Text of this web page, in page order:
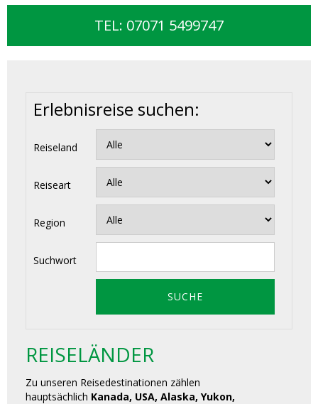
TEL: 07071 5499747
Erlebnisreise suchen:
Reiseland
Reiseart
Region
Suchwort
REISELÄNDER
Zu unseren Reisedestinationen zählen
hauptsächlich Kanada, USA, Alaska, Yukon,